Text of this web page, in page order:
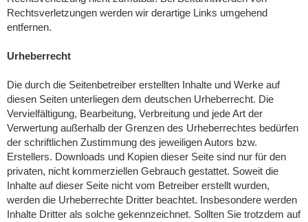
Rechtsverletzungen werden wir derartige Links umgehend
entfernen.
Urheberrecht
Die durch die Seitenbetreiber erstellten Inhalte und Werke auf
diesen Seiten unterliegen dem deutschen Urheberrecht. Die
Vervielfältigung, Bearbeitung, Verbreitung und jede Art der
Verwertung außerhalb der Grenzen des Urheberrechtes bedürfen
der schriftlichen Zustimmung des jeweiligen Autors bzw.
Erstellers. Downloads und Kopien dieser Seite sind nur für den
privaten, nicht kommerziellen Gebrauch gestattet. Soweit die
Inhalte auf dieser Seite nicht vom Betreiber erstellt wurden,
werden die Urheberrechte Dritter beachtet. Insbesondere werden
Inhalte Dritter als solche gekennzeichnet. Sollten Sie trotzdem auf